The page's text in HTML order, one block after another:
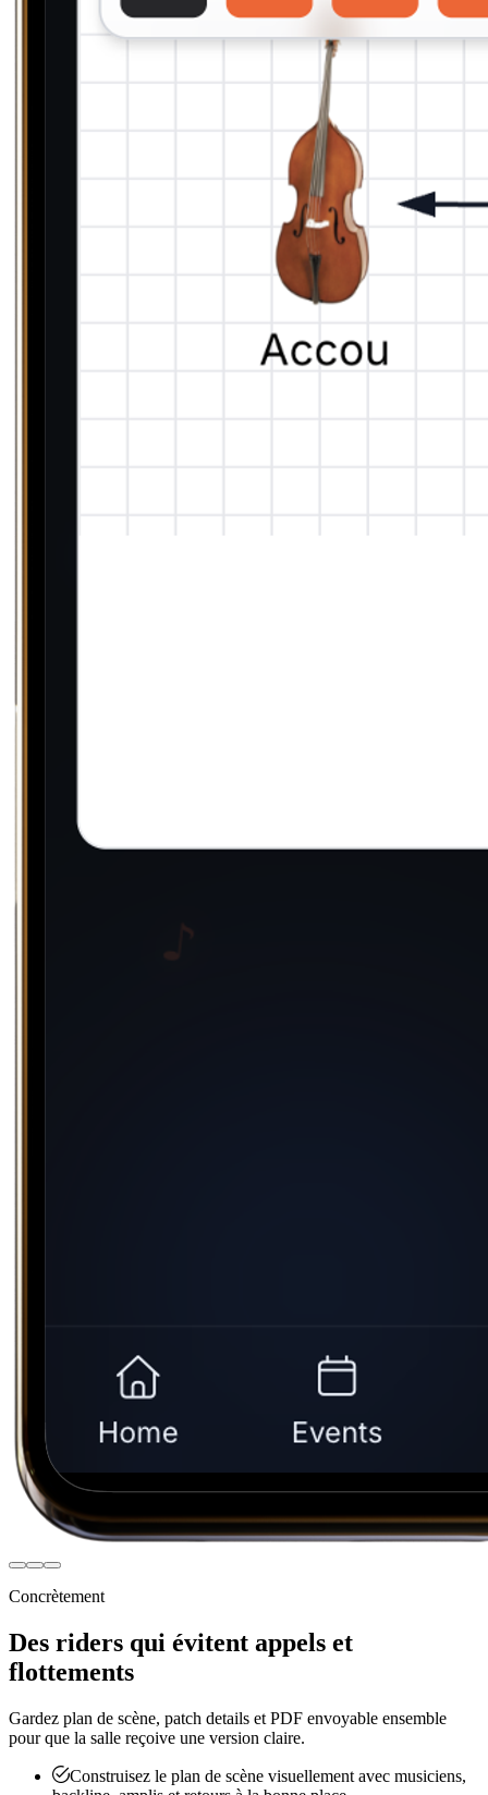
Concrètement
Des riders qui évitent appels et
flottements
Gardez plan de scène, patch details et PDF envoyable ensemble
pour que la salle reçoive une version claire.
Construisez le plan de scène visuellement avec musiciens,